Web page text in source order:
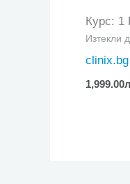
Курс: 1
Изтекли
clinix.bg
1,999.00